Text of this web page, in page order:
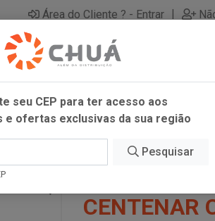
Área do Cliente ? - Entrar |
VINHO TT
CENTENAR
seu CEP para ter acesso aos
e ofertas exclusivas da sua região
Pesquisar